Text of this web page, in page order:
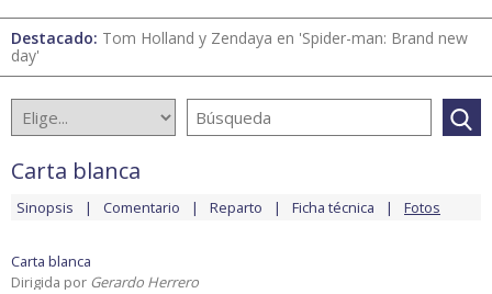
Destacado: Tom Holland y Zendaya en 'Spider-man: Brand new
day'
Carta blanca
Sinopsis Comentario Reparto Ficha técnica Fotos
Carta blanca
Dirigida por Gerardo Herrero